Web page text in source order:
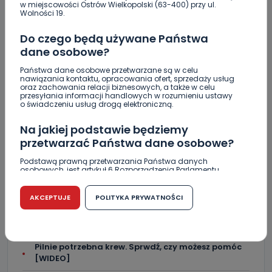
w miejscowości Ostrów Wielkopolski (63-400) przy ul.
Wolności 19.
Do czego będą używane Państwa
dane osobowe?
Państwa dane osobowe przetwarzane są w celu
nawiązania kontaktu, opracowania ofert, sprzedaży usług
oraz zachowania relacji biznesowych, a także w celu
przesyłania informacji handlowych w rozumieniu ustawy
o świadczeniu usług drogą elektroniczną.
Na jakiej podstawie będziemy
przetwarzać Państwa dane osobowe?
Podstawą prawną przetwarzania Państwa danych
osobowych, jest artykuł 6 Rozporządzenia Parlamentu
r. w sprawie ochrony osób fizycznych w związku z
przetwarzaniem danych osobowych w sprawie
swobodnego przepływu takich danych oraz uchylenia
dyrektywy 95/46/WE (RODO).
Czy jest możliwość cofnięcia zgody?
Podanie danych osobowych jest dobrowolne, nie jest
wymogiem ustawowym lub umownym oraz nie stanowi
AKCEPTUJE POLITYKA PRYWATNOŚCI
obrażeniami trafił do szpitala
Zatrzymanie na tle seksualnym? Służby badają
sprawę [WIDEO]
boisku w Świeligowie. Ruszyła zbiórka
Krotoszyna
Mecz bez historii. Moonfin Magnus Ostrów
przegrywa wyraźnie z Innpro ROW-em Rybnik
Pilnie potrzebna krew. Sprwdź, czy możesz pomóc
[WIDEO]